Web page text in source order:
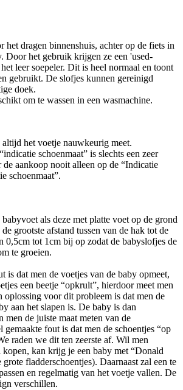
het dragen binnenshuis, achter op de fiets in
Door het gebruik krijgen ze een 'used-
leer soepeler. Dit is heel normaal en toont
gebruikt. De slofjes kunnen gereinigd
doek.
om te wassen in een wasmachine.
het voetje nauwkeurig meet.
schoenmaat” is slechts een zeer
de aankoop nooit alleen op de “Indicatie
schoenmaat”.
als deze met platte voet op de grond
grootste afstand tussen van de hak tot de
0,5cm tot 1cm bij op zodat de babyslofjes de
te groeien.
is dat men de voetjes van de baby opmeet,
een beetje “opkrult”, hierdoor meet men
oplossing voor dit probleem is dat men de
aan het slapen is. De baby is dan
men de juiste maat meten van de
gemaakte fout is dat men de schoentjes “op
raden we dit ten zeerste af. Wil men
kopen, kan krijg je een baby met “Donald
fladderschoentjes). Daarnaast zal een te
en regelmatig van het voetje vallen. De
verschillen.